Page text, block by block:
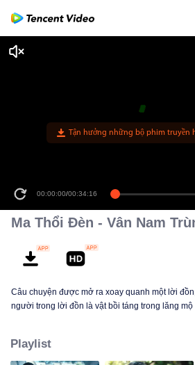
Tận hưởng những bộ phim truyền
00:00:00/00:34:16
Ma Thổi Đèn - Vân Nam
Câu chuyện được mở ra xoay quanh một lời
người trong lời đồn là vật bồi táng trong lăng
mộ.
Playlist